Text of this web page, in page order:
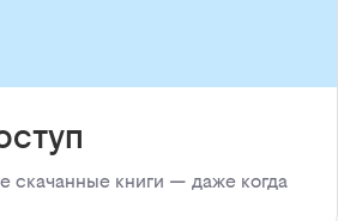
скачанные книги — даже когда